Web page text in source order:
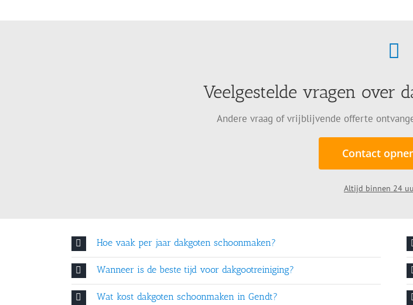
Veelgestelde vragen over
Andere vraag of vrijblijvende offerte
Contact
Altijd binnen 24
Hoe vaak per jaar dakgoten schoonmaken?
Wanneer is de beste tijd voor dakgootreiniging?
Wat kost dakgoten schoonmaken in Gendt?